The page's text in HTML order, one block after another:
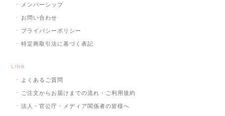
メンバーシップ
お問い合わせ
プライバシーポリシー
特定商取引法に基づく表記
LINK
よくあるご質問
ご注文からお届けまでの流れ・ご利用規約
法人・官公庁・メディア関係者の皆様へ